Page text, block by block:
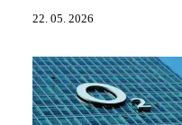
22. 05. 2026